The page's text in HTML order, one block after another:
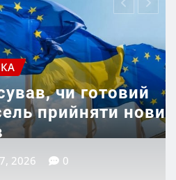
ПОЛІТИКА
Зеленський
буде готова
антибалістика
Сер 7, 2026